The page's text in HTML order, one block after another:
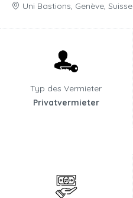
Uni Bastions, Genève, Suisse
Typ des Vermieter
Privatvermieter